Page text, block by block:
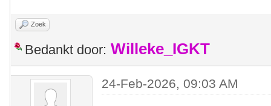
Zoek
Bedankt door: Willeke_IGKT
24-Feb-2026, 09:03 AM